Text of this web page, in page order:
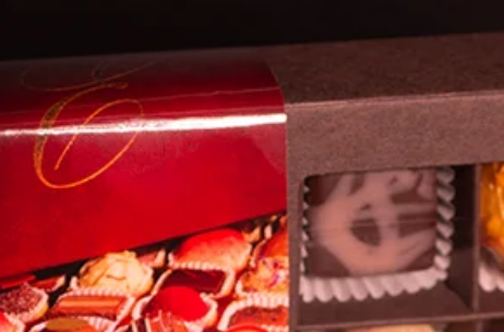
Noch keine Bewertungen vorhanden
Bewertung abgeben